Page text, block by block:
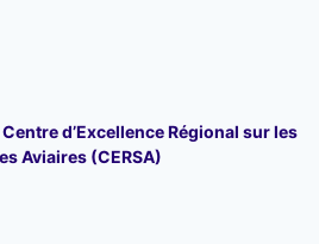
d’Excellence Régional sur les
Aviaires (CERSA)